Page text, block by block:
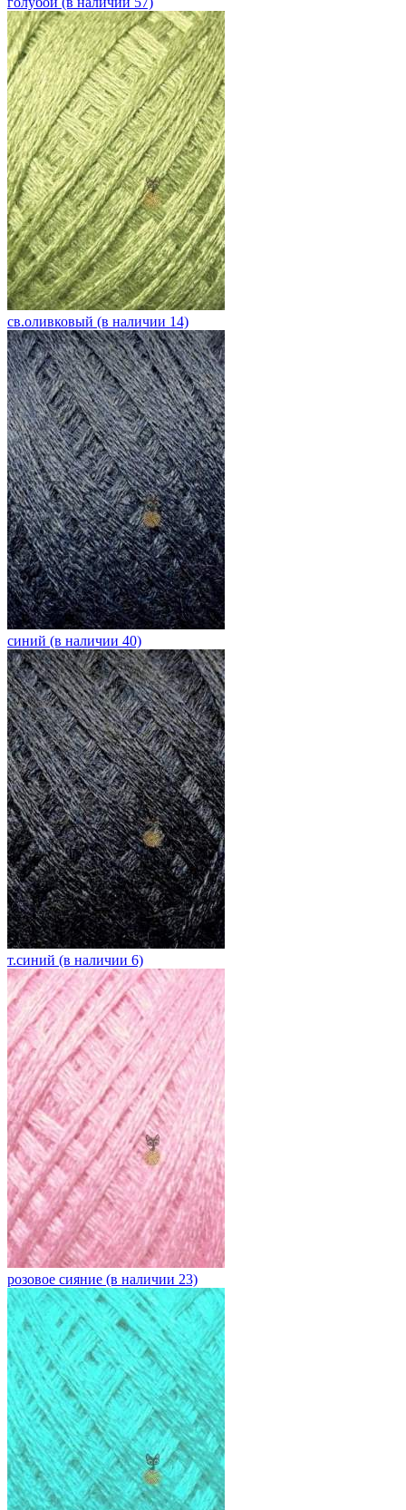
св.оливковый (в наличии 14)
синий (в наличии 40)
т.синий (в наличии 6)
розовое сияние (в наличии 23)